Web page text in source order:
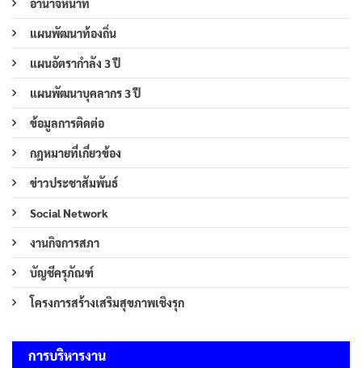
อำนาจหน้าที่
แผนพัฒนาท้องถิ่น
แผนอัตรากำลัง 3 ปี
แผนพัฒนาบุคลากร 3 ปี
ข้อมูลการติดต่อ
กฎหมายที่เกี่ยวข้อง
ข่าวประชาสัมพันธ์
Social Network
งานกิจการสภา
บัญชีครุภัณฑ์
โครงการสร้างเสริมสุขภาพเชิงรุก
การบริหารงาน